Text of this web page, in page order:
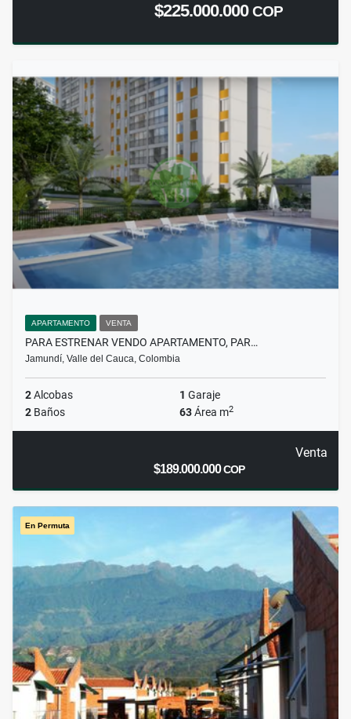
$225.000.000COP
APARTAMENTO VENTA
PARA ESTRENAR VENDO APARTAMENTO, PAR…
Jamundí, Valle del Cauca, Colombia
2Alcobas 1 Garaje
2 Baños 63Área m2
Venta
$189.000.000COP
En Permuta